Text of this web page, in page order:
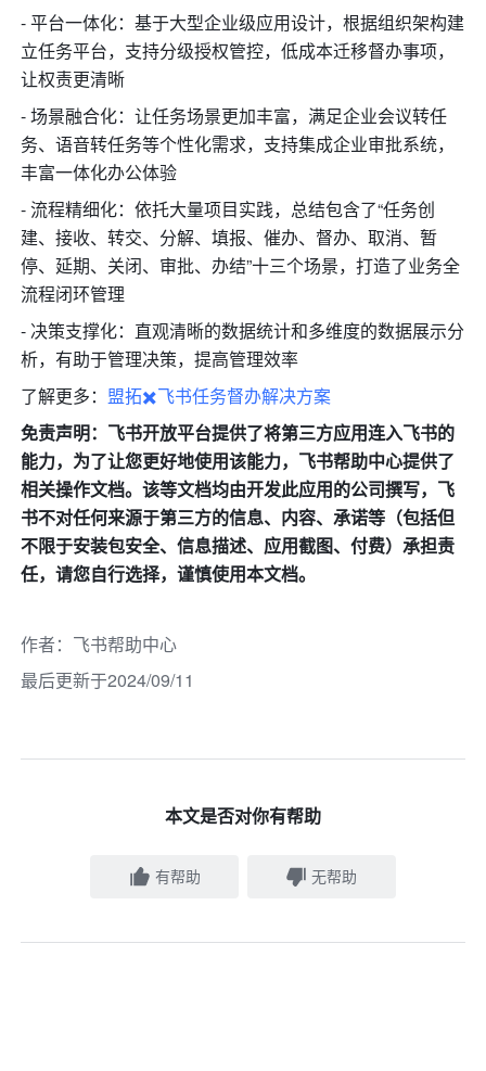
- 平台一体化：基于大型企业级应用设计，根据组织架构建
立任务平台，支持分级授权管控，低成本迁移督办事项，
让权责更清晰
- 场景融合化：让任务场景更加丰富，满足企业会议转任
务、语音转任务等个性化需求，支持集成企业审批系统，
丰富一体化办公体验
- 流程精细化：依托大量项目实践，总结包含了“任务创
建、接收、转交、分解、填报、催办、督办、取消、暂
停、延期、关闭、审批、办结”十三个场景，打造了业务全
流程闭环管理
- 决策支撑化：直观清晰的数据统计和多维度的数据展示分
析，有助于管理决策，提高管理效率
了解更多： 盟拓✖️飞书任务督办解决方案
免责声明：飞书开放平台提供了将第三方应用连入飞书的
能力，为了让您更好地使用该能力，飞书帮助中心提供了
相关操作文档。该等文档均由开发此应用的公司撰写，飞
书不对任何来源于第三方的信息、内容、承诺等（包括但
不限于安装包安全、信息描述、应用截图、付费）承担责
任，请您自行选择，谨慎使用本文档。
作者： 飞书帮助中心
最后更新于2024/09/11
本文是否对你有帮助
有帮助 无帮助